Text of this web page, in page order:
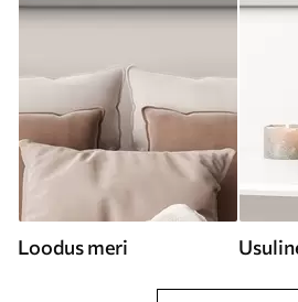
Loodus meri